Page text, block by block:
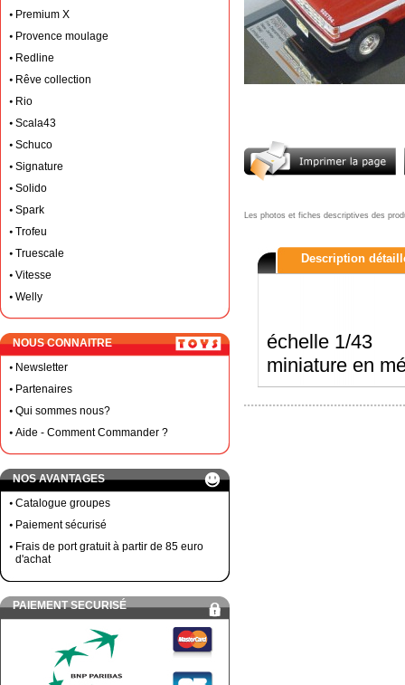
Premium X
Provence moulage
Redline
Rêve collection
Rio
Scala43
Schuco
Signature
Solido
Spark
Trofeu
Truescale
Vitesse
Welly
NOUS CONNAITRE
Newsletter
Partenaires
Qui sommes nous?
Aide - Comment Commander ?
NOS AVANTAGES
Catalogue groupes
Paiement sécurisé
Frais de port gratuit à partir de 85 euro
d'achat
PAIEMENT SECURISÉ
Les photos et fiches descriptives des
Description
échelle 1/43
miniature en